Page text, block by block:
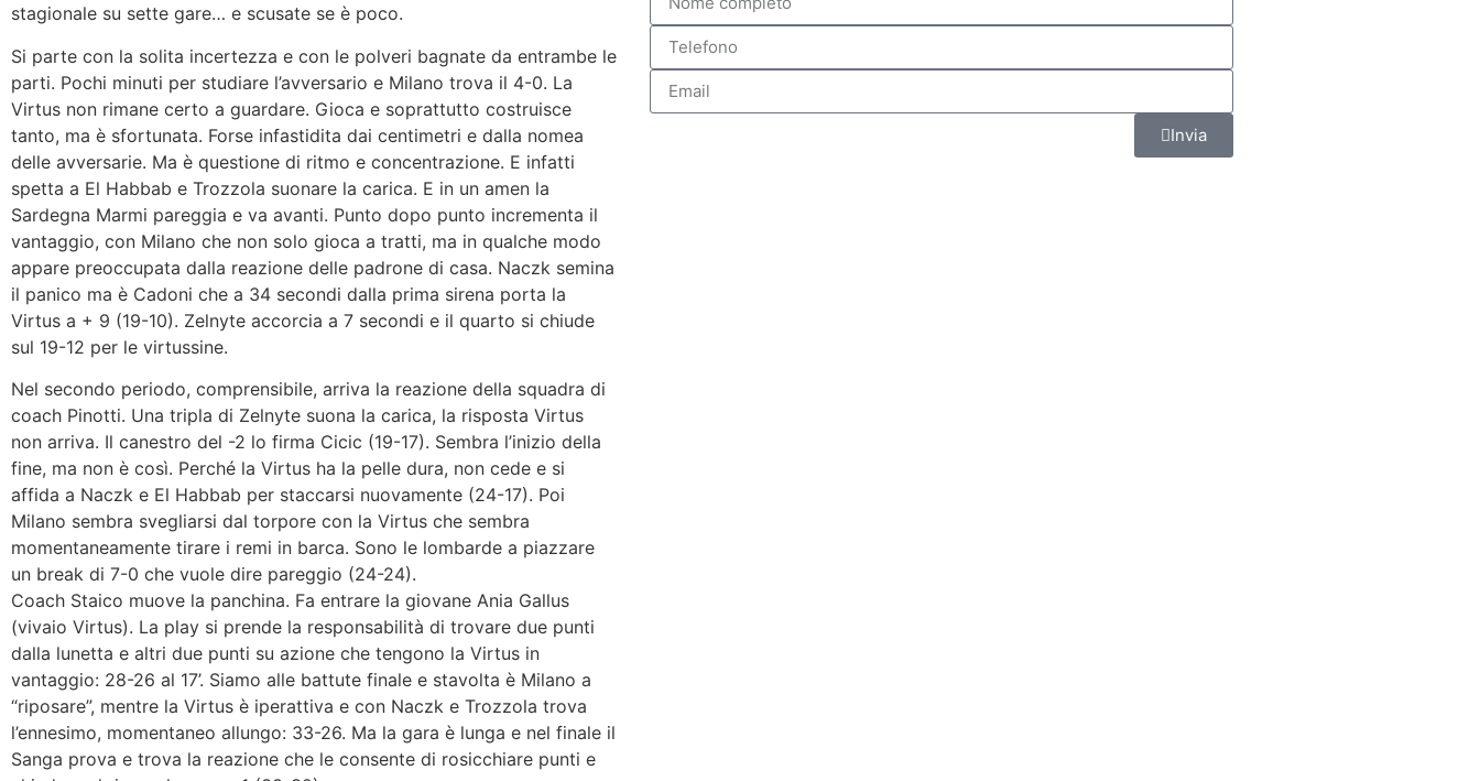
stagionale su sette gare… e scusate se è poco.
Si parte con la solita incertezza e con le polveri bagnate da entrambe le
parti. Pochi minuti per studiare l’avversario e Milano trova il 4-0. La
Virtus non rimane certo a guardare. Gioca e soprattutto costruisce
tanto, ma è sfortunata. Forse infastidita dai centimetri e dalla nomea
delle avversarie. Ma è questione di ritmo e concentrazione. E infatti
spetta a El Habbab e Trozzola suonare la carica. E in un amen la
Sardegna Marmi pareggia e va avanti. Punto dopo punto incrementa il
vantaggio, con Milano che non solo gioca a tratti, ma in qualche modo
appare preoccupata dalla reazione delle padrone di casa. Naczk semina
il panico ma è Cadoni che a 34 secondi dalla prima sirena porta la
Virtus a + 9 (19-10). Zelnyte accorcia a 7 secondi e il quarto si chiude
sul 19-12 per le virtussine.
Nel secondo periodo, comprensibile, arriva la reazione della squadra di
coach Pinotti. Una tripla di Zelnyte suona la carica, la risposta Virtus
non arriva. Il canestro del -2 lo firma Cicic (19-17). Sembra l’inizio della
fine, ma non è così. Perché la Virtus ha la pelle dura, non cede e si
affida a Naczk e El Habbab per staccarsi nuovamente (24-17). Poi
Milano sembra svegliarsi dal torpore con la Virtus che sembra
momentaneamente tirare i remi in barca. Sono le lombarde a piazzare
un break di 7-0 che vuole dire pareggio (24-24).
Coach Staico muove la panchina. Fa entrare la giovane Ania Gallus
(vivaio Virtus). La play si prende la responsabilità di trovare due punti
dalla lunetta e altri due punti su azione che tengono la Virtus in
vantaggio: 28-26 al 17’. Siamo alle battute finale e stavolta è Milano a
“riposare”, mentre la Virtus è iperattiva e con Naczk e Trozzola trova
l’ennesimo, momentaneo allungo: 33-26. Ma la gara è lunga e nel finale il
Sanga prova e trova la reazione che le consente di rosicchiare punti e
Invia